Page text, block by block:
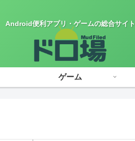
Android便利アプリ・ゲームの総合サイト
ゲーム